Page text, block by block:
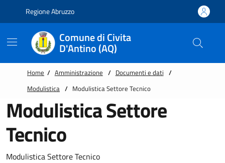
Regione Abruzzo
Comune di Civita
D'Antino (AQ)
Home / Amministrazione / Documenti e dati /
Modulistica / Modulistica Settore Tecnico
Modulistica Settore
Tecnico
Modulistica Settore Tecnico